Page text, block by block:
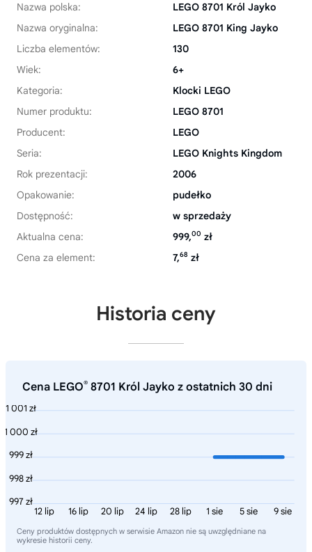
Nazwa polska:
LEGO 8701 Król Jayko
Nazwa oryginalna:
LEGO 8701 King Jayko
Liczba elementów:
130
Wiek:
6+
Kategoria:
Klocki LEGO
Numer produktu:
LEGO 8701
Producent:
LEGO
Seria:
LEGO Knights Kingdom
Rok prezentacji:
2006
Opakowanie:
pudełko
Dostępność:
w sprzedaży
Aktualna cena:
999,00 zł
Cena za element:
7,68 zł
Historia ceny
Cena LEGO® 8701 Król Jayko z ostatnich 30 dni
1 001 zł
1 000 zł
999 zł
998 zł
997 zł
9 sie
5 sie
1 sie
28 lip
24 lip
20 lip
16 lip
12 lip
Ceny produktów dostępnych w serwisie Amazon nie są uwzględniane na
wykresie historii ceny.